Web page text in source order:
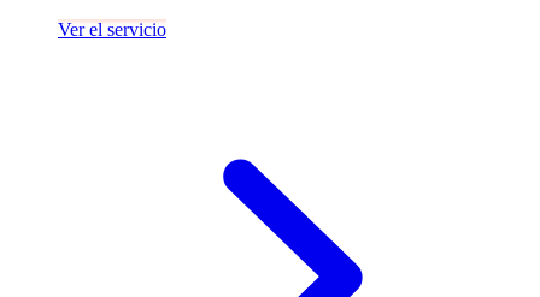
Ver el servicio